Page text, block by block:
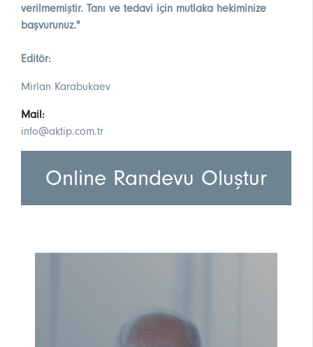
verilmemiştir. Tanı ve tedavi için mutlaka hekiminize
başvurunuz."
Editör:
Mirlan Karabukaev
Mail:
info@aktip.com.tr
Online Randevu Oluştur